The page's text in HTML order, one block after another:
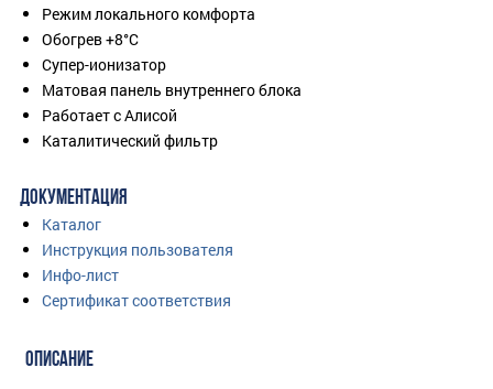
Режим локального комфорта
Обогрев +8°C
Супер-ионизатор
Матовая панель внутреннего блока
Работает с Алисой
Каталитический фильтр
ДОКУМЕНТАЦИЯ
Каталог
Инструкция пользователя
Инфо-лист
Сертификат соответствия
ОПИСАНИЕ